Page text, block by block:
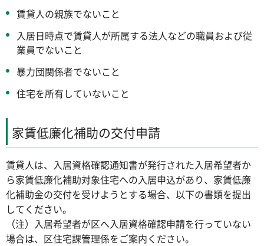
賃貸人の親族でないこと
入居日時点で賃貸人が所属する法人などの職員および従
業員でないこと
暴力団関係者でないこと
住宅を所有していないこと
家賃低廉化補助の交付申請
賃貸人は、入居資格確認通知書が発行された入居希望者か
ら家賃低廉化補助対象住宅への入居申込があり、家賃低廉
化補助金の交付を受けようとする場合、以下の書類を提出
してください。
（注）入居希望者が区へ入居資格確認申請を行っていない
場合は、区住宅課管理係をご案内ください。